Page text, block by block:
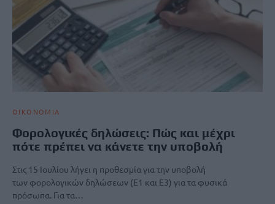
ΟΙΚΟΝΟΜΙΑ
Φορολογικές δηλώσεις: Πώς και μέχρι
πότε πρέπει να κάνετε την υποβολή
Στις 15 Ιουλίου λήγει η προθεσμία για την υποβολή
των φορολογικών δηλώσεων (Ε1 και Ε3) για τα φυσικά
πρόσωπα. Για τα…